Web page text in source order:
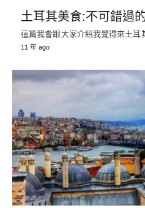
土耳其美食:不可錯過
這篇我會跟大家介紹我覺得來土耳
11 年 ago